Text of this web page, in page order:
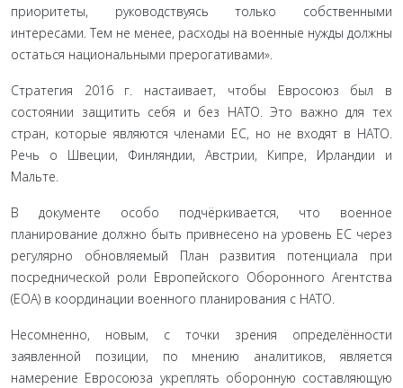
приоритеты, руководствуясь только собственными
интересами. Тем не менее, расходы на военные нужды должны
остаться национальными прерогативами».
Стратегия 2016 г. настаивает, чтобы Евросоюз был в
состоянии защитить себя и без НАТО. Это важно для тех
стран, которые являются членами ЕС, но не входят в НАТО.
Речь о Швеции, Финляндии, Австрии, Кипре, Ирландии и
Мальте.
В документе особо подчёркивается, что военное
планирование должно быть привнесено на уровень ЕС через
регулярно обновляемый План развития потенциала при
посреднической роли Европейского Оборонного Агентства
(ЕОА) в координации военного планирования с НАТО.
Несомненно, новым, с точки зрения определённости
заявленной позиции, по мнению аналитиков, является
намерение Евросоюза укреплять оборонную составляющую